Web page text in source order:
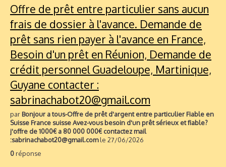
Offre de prêt entre particulier sans aucun
frais de dossier à l'avance. Demande de
prêt sans rien payer à l'avance en France,
Besoin d'un prêt en Réunion, Demande de
crédit personnel Guadeloupe, Martinique,
Guyane contacter :
sabrinachabot20@gmail.com
parBonjour a tous-Offre de prêt d'argent entre particulier Fiable en
Suisse France suisse Avez-vous besoin d'un prêt sérieux et fiable?
j'offre de 1000€ a 80 000 000€ contactez mail
:sabrinachabot20@gmail.comle 27/06/2026
0réponse